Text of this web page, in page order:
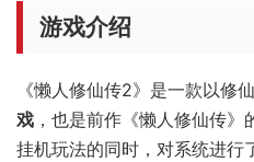
游戏介绍
《懒人修仙传2》是一款以修
戏 ，也是前作《懒人修仙传
挂机玩法的同时，对系统进行